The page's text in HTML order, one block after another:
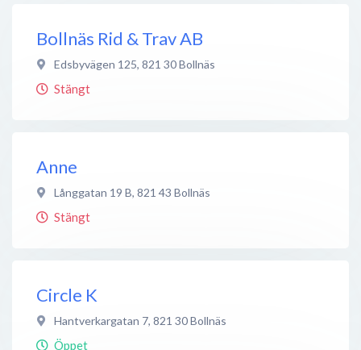
Bollnäs Rid & Trav AB
Edsbyvägen 125, 821 30Bollnäs
Stängt
Anne
Långgatan 19 B, 821 43 Bollnäs
Stängt
Circle K
Hantverkargatan 7, 821 30Bollnäs
Öppet